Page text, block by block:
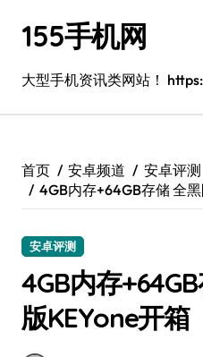
155手机网
大型手机资讯类网站！
首页 安卓频道 安卓评测
4GB内存+64GB存储 全
安卓评测
4GB内存
版KEYone开箱